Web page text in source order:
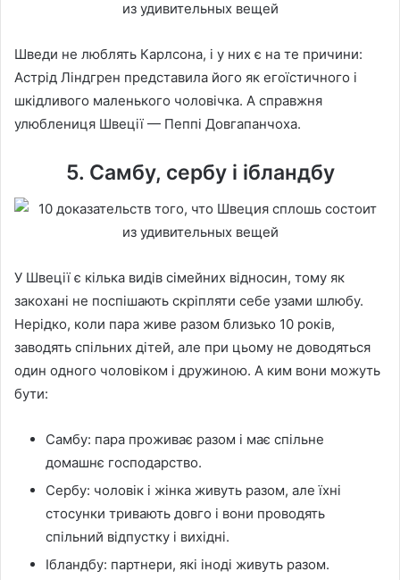
Шведи не люблять Карлсона, і у них є на те причини:
Астрід Ліндгрен представила його як егоїстичного і
шкідливого маленького чоловічка. А справжня
улюблениця Швеції — Пеппі Довгапанчоха.
5. Самбу, сербу і ібландбу
У Швеції є кілька видів сімейних відносин, тому як
закохані не поспішають скріпляти себе узами шлюбу.
Нерідко, коли пара живе разом близько 10 років,
заводять спільних дітей, але при цьому не доводяться
один одного чоловіком і дружиною. А ким вони можуть
бути:
Самбу: пара проживає разом і має спільне
домашнє господарство.
Сербу: чоловік і жінка живуть разом, але їхні
стосунки тривають довго і вони проводять
спільний відпустку і вихідні.
Ібландбу: партнери, які іноді живуть разом.